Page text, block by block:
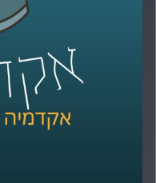
נולד הילד שיגיע לגיל 150
קרדיט תמונות: